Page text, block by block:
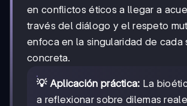
en conflictos éticos a llegar a
través del diálogo y el respeto
enfoca en la singularidad de cada
concreta.
💡 Aplicación práctica: La
a reflexionar sobre dilemas